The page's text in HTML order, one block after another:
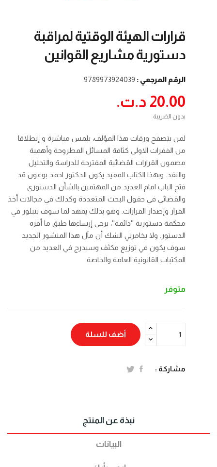
قرارات الهيئة الوقتية لمراقبة
دستورية مشاريع القوانين
الرقم المرجعي : 9789973924039
20.00 د.ت.‏
بدون الضريبة
لمن يتصفح ورقات هذا المؤلف، يلمس مباشرة و إنطلاقا
من الفقرات الاولى كثافة المسائل المطروحة وأهمية
مضمون القرارات القضائية المقترحة للدراسة والتحليل
والنقد. وبهذا الكتاب المفيد يكون الدكتور احمد بوعون قد
فتح الباب امام العديد من المهتمين بالشأن الدستوري
والقضائي في حقول البحث المتعددة وكذلك في مجالات أخذ
القرار وإصدار القرارات. وهو بذلك يمهد لما سوف يتبلور في
محكمة دستورية ''دائمة''، يرجى إرساءها طبق ما أقره
الدستور. ولا يخامرني الشك أن مآل هذا المنشور الجديد
سوف يكون في توزيع مكثف وسيدرج في العديد من
المكتبات القانونية العامة والخاصة.
متوفر
أضف للسلة
مشاركة :
نبذة عن المنتج
البيانات